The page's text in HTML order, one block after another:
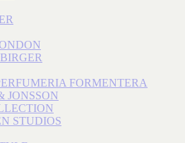
FORMENTERA
JONSSON
STUDIOS